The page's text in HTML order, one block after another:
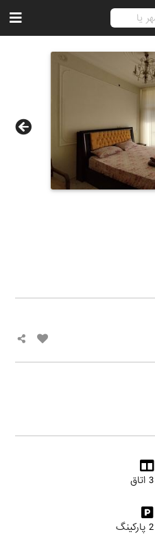
3 اتاق
2 پارکینگ